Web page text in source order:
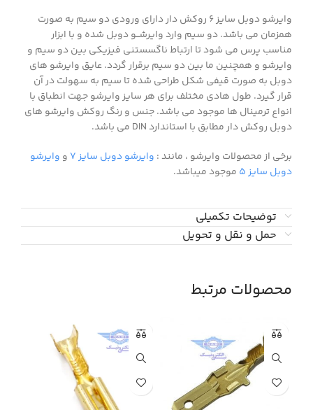
وایرشو دوبل سایز 6 روکش دار دارای ورودی دو سیم به صورت
همزمان می باشد. دو سیم وارد وایرشــو دوبل شده و با ابزار
مناسب پرس می شود تا ارتباط ناگسستنی فیزیکی بین دو سیم و
وایرشو و همچنین ما بین دو سیم برقرار گردد. عایق وایرشو های
دوبل به صورت قیفی شکل طراحی شده تا سیم به سهولت در آن
قرار گیرد. طول هادی مختلف برای هر سایز وایرشو جهت انطباق با
انواع ترمینال ها موجود می باشد. جنس و رنگ روکش وایرشو های
دوبل روکش دار مطابق با استاندارد DIN می باشد.
برخی از محصولات وایرشو ، مانند : وایرشو دوبل سایز ۷ و وایرشو
دوبل سایز ۵
موجود میباشد.
توضیحات تکمیلی
حمل و نقل و تحویل
محصولات مرتبط